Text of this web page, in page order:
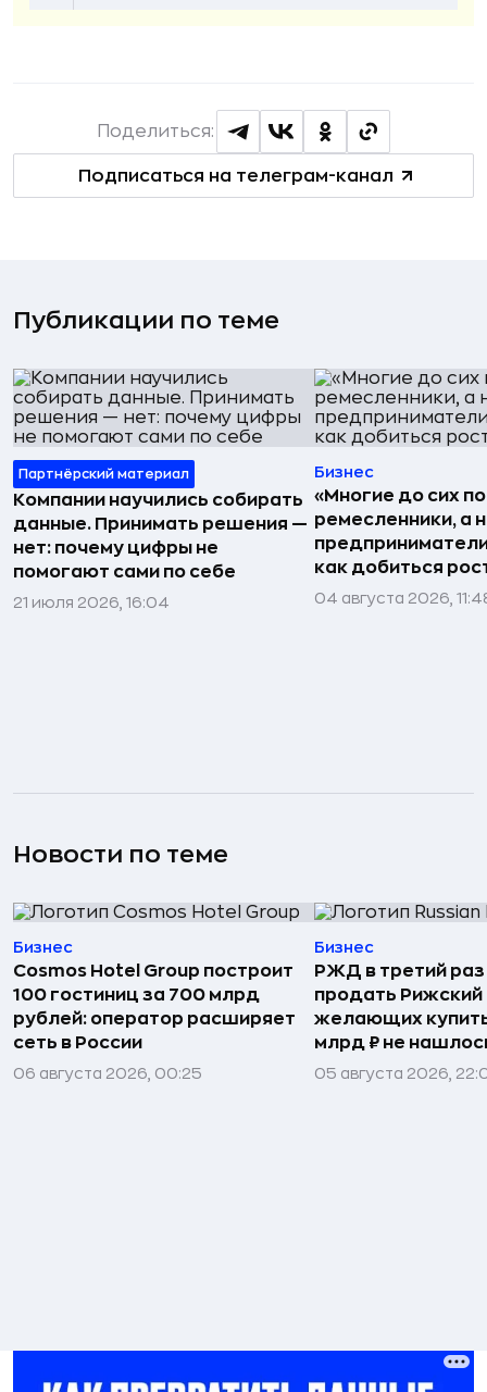
Подписаться на телеграм-канал
Поделиться:
Публикации по теме
Партнёрский материал
Компании научились собирать
данные. Принимать решения —
нет: почему цифры не
помогают сами по себе
21 июля 2026, 16:04
Бизнес
«Многие до сих
ремесленники, а
как добиться
04 августа 2026,
Новости по теме
Бизнес
Cosmos Hotel Group построит
100 гостиниц за 700 млрд
рублей: оператор расширяет
сеть в России
06 августа 2026, 00:25
Бизнес
РЖД в третий
продать Рижский
желающих
млрд ₽ не
05 августа 2026,